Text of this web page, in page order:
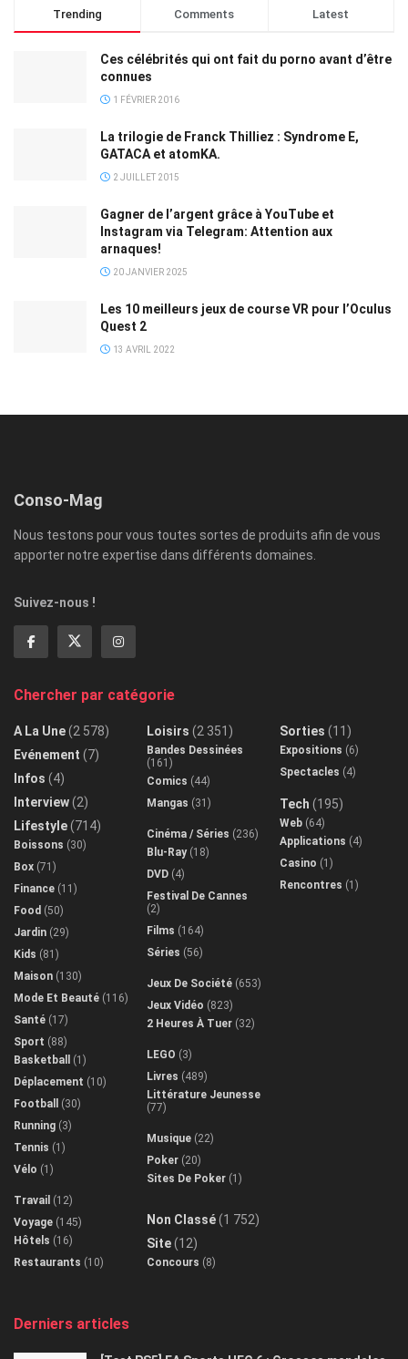
Trending Comments Latest
Ces célébrités qui ont fait du porno avant d’être
connues
1 FÉVRIER 2016
La trilogie de Franck Thilliez : Syndrome E,
GATACA et atomKA.
2 JUILLET 2015
Gagner de l’argent grâce à YouTube et
Instagram via Telegram: Attention aux
arnaques!
20 JANVIER 2025
Les 10 meilleurs jeux de course VR pour l’Oculus
Quest 2
13 AVRIL 2022
Conso-Mag
Nous testons pour vous toutes sortes de produits afin de vous
apporter notre expertise dans différents domaines.
Suivez-nous !
Chercher par catégorie
A La Une(2 578)
Evénement (7)
Infos (4)
Interview(2)
Lifestyle(714)
Boissons (30)
Box (71)
Finance (11)
Food (50)
Jardin (29)
Kids (81)
Maison (130)
Mode Et Beauté (116)
Santé (17)
Sport (88)
Basketball
(1)
Déplacement (10)
Football
(30)
Running (3)
Tennis (1)
Vélo (1)
Travail (12)
Voyage (145)
Hôtels (16)
Restaurants (10)
Loisirs (2 351)
Bandes Dessinées
(161)
Comics (44)
Mangas (31)
Cinéma / Séries (236)
Blu-Ray(18)
DVD (4)
Festival De Cannes
(2)
Films (164)
Séries (56)
Jeux De Société (653)
Jeux Vidéo (823)
2 Heures À Tuer (32)
LEGO (3)
Livres (489)
Littérature Jeunesse
(77)
Musique (22)
Poker (20)
Sites De Poker (1)
Non Classé(1 752)
Site(12)
Concours (8)
Sorties (11)
Expositions (6)
Spectacles (4)
Tech (195)
Web (64)
Applications (4)
Casino (1)
Rencontres (1)
Derniers articles